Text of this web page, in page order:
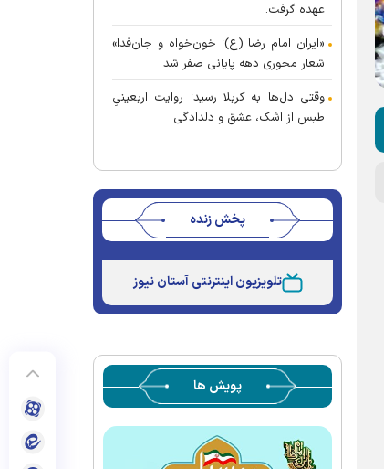
عهده گرفت.
«ایران امام رضا (ع)؛ خون‌خواه و جان‌فدا»
شعار محوری دهه پایانی صفر شد
وقتی دل‌ها به کربلا رسید؛ روایت اربعینیِ
طبس از اشک، عشق و دلدادگی
پخش زنده
تلویزیون اینترنتی آستان نیوز
پویش ها